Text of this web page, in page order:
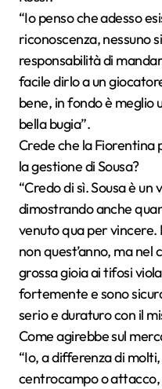
“Io penso che adesso
riconoscenza, nessuno
responsabilità di
facile dirlo a un
bene, in fondo è meglio
bella bugia”.
Crede che la Fiorentina
la gestione di Sousa?
“Credo di sì. Sousa è
dimostrando anche
venuto qua per vincere.
non quest’anno, ma nel
grossa gioia ai tifosi
fortemente e sono
serio e duraturo con il
Come agirebbe sul
“Io, a differenza di
centrocampo o